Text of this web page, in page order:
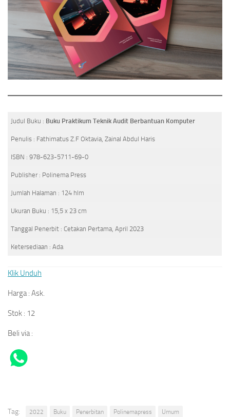
Judul Buku : Buku Praktikum Teknik Audit Berbantuan Komputer
Penulis : Fathimatus Z.F Oktavia, Zainal Abdul Haris
ISBN : 978-623-5711-69-0
Publisher : Polinema Press
Jumlah Halaman : 124 hlm
Ukuran Buku : 15,5 x 23 cm
Tanggal Penerbit : Cetakan Pertama, April 2023
Ketersediaan : Ada
Klik Unduh
Harga : Ask.
Stok : 12
Beli via :
Tag: 2022 Buku Penerbitan Polinemapress Umum